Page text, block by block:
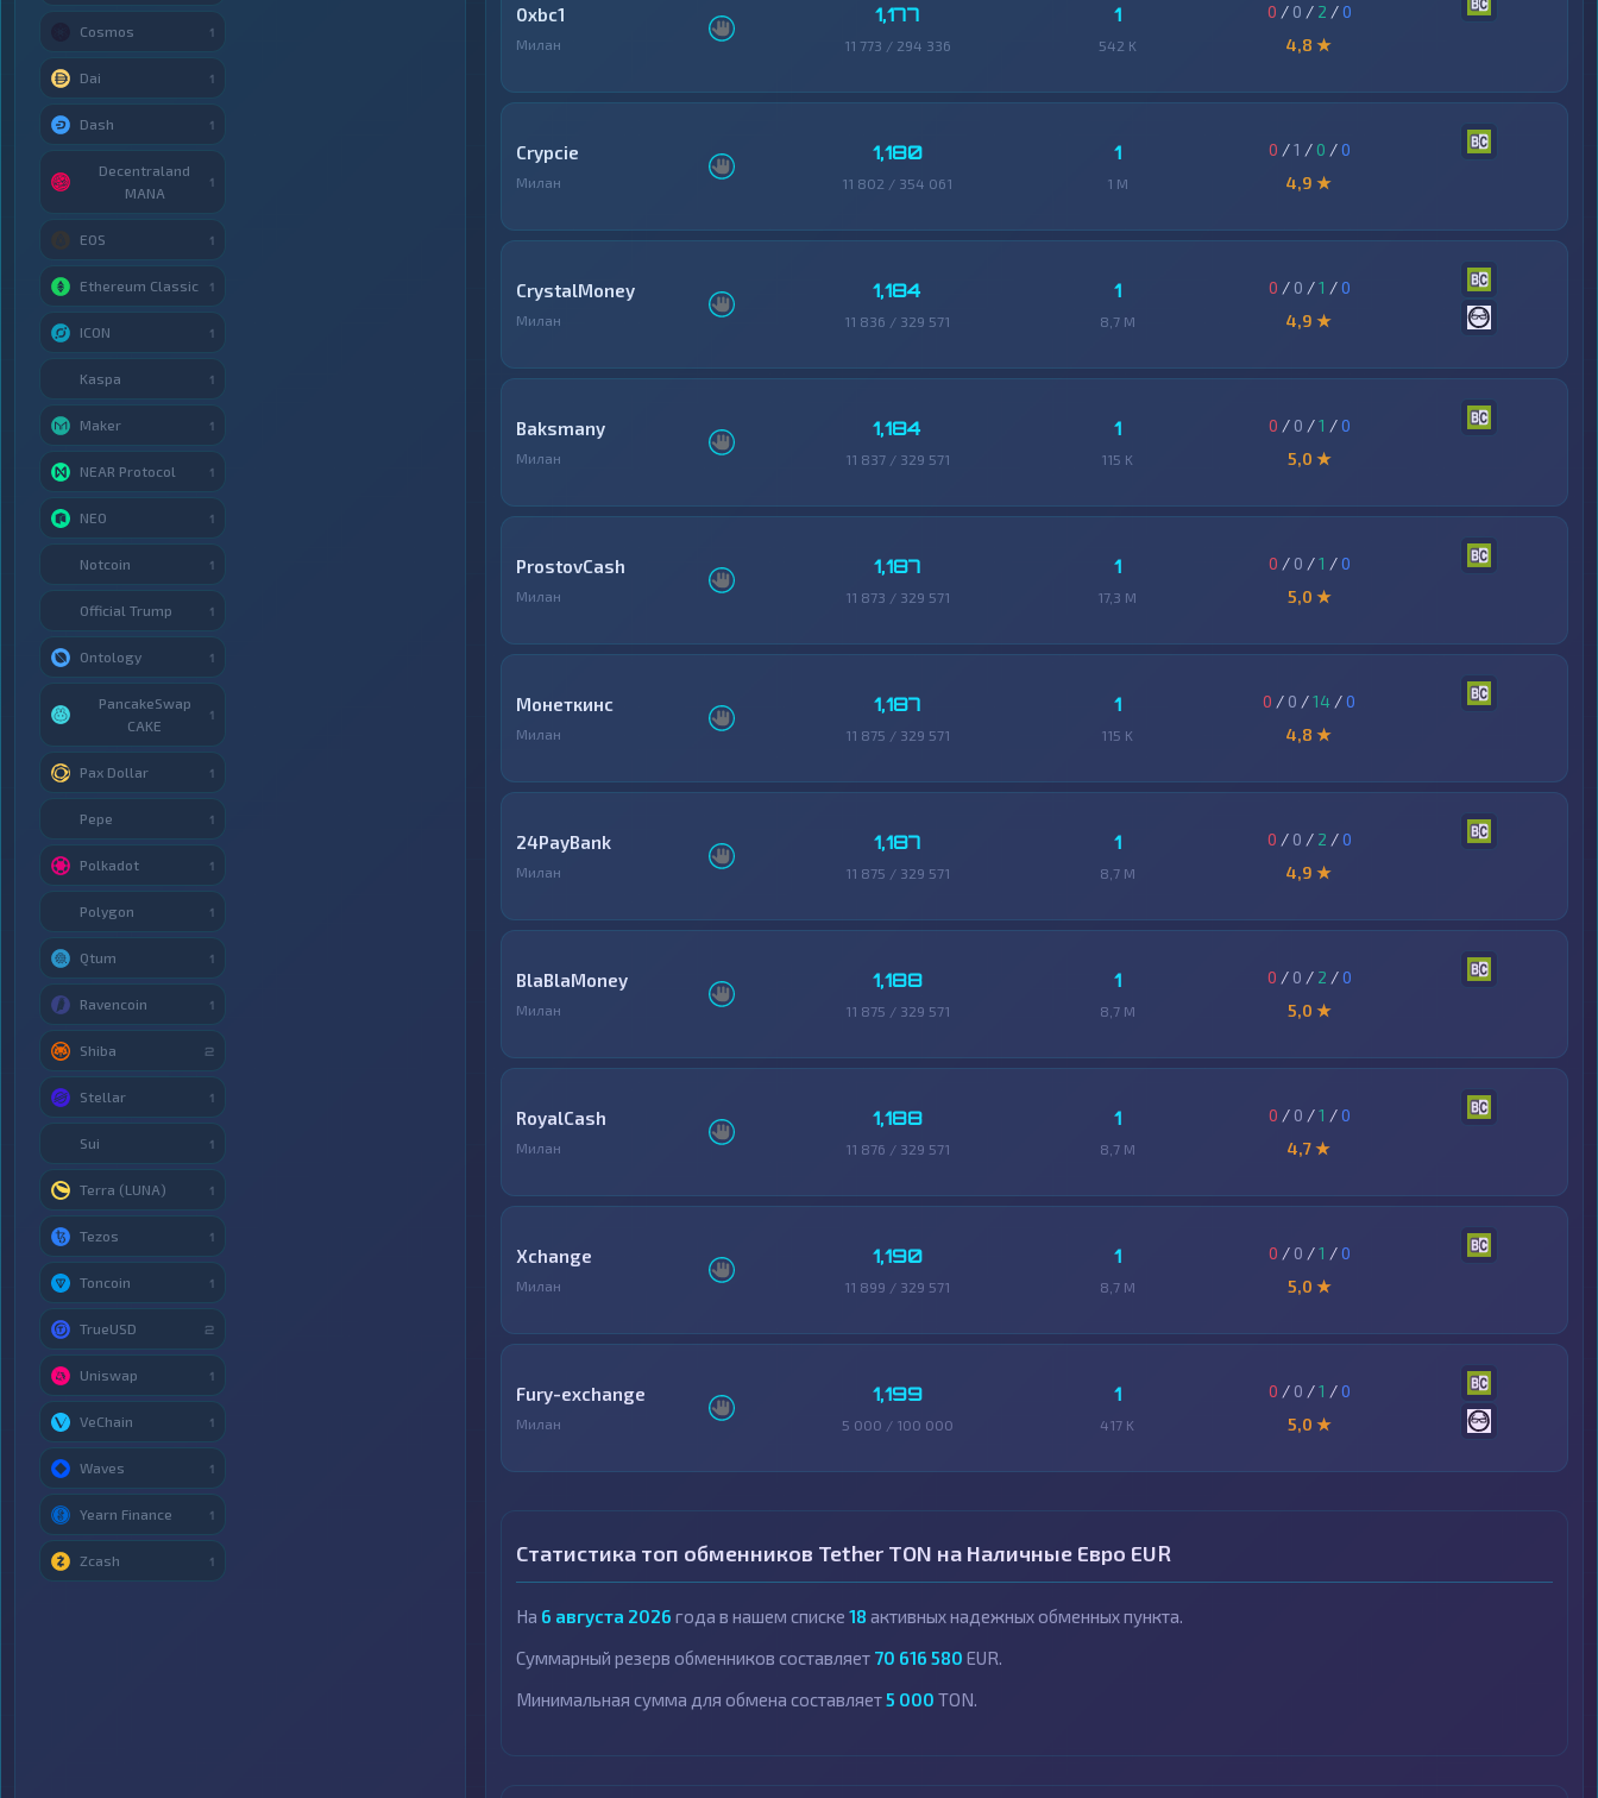
0xbc1
Милан
1,177
11 773 / 294 336
1
542 K
0 / 0 / 2 /0
4,8 ★
Crypcie
Милан
1,180
11 802 / 354 061
1
1 M
0 /1 / 0 /0
4,9 ★
CrystalMoney
Милан
1,184
11 836 / 329 571
1
8,7 M
0 / 0 /1 /0
4,9 ★
Baksmany
Милан
1,184
11 837 / 329 571
1
115 K
0 / 0 /1 /0
5,0 ★
ProstovCash
Милан
1,187
11 873 / 329 571
1
17,3 M
0 / 0 /1 /0
5,0 ★
Монеткинс
Милан
1,187
11 875 / 329 571
1
115 K
0 / 0 /14 /0
4,8 ★
24PayBank
Милан
1,187
11 875 / 329 571
1
8,7 M
0 / 0 / 2 /0
4,9 ★
BlaBlaMoney
Милан
1,188
11 875 / 329 571
1
8,7 M
0 / 0 / 2 /0
5,0 ★
RoyalCash
Милан
1,188
11 876 / 329 571
1
8,7 M
0 / 0 /1 /0
4,7 ★
Xchange
Милан
1,190
11 899 / 329 571
1
8,7 M
0 / 0 /1 /0
5,0 ★
Fury-exchange
Милан
1,199
5 000 / 100 000
1
417 K
0 / 0 /1 /0
5,0 ★
Статистика топ обменников Tether TON на Наличные Евро EUR
На 6 августа 2026 года в нашем списке 18 активных надежных обменных пункта.
Суммарный резерв обменников составляет 70 616 580 EUR.
Минимальная сумма для обмена составляет5 000 TON.
Cosmos 1
Dai 1
Dash 1
Decentraland
MANA
1
EOS 1
Ethereum Classic 1
ICON 1
Kaspa 1
Maker 1
NEAR Protocol 1
NEO 1
Notcoin 1
Official Trump 1
Ontology 1
PancakeSwap
CAKE
1
Pax Dollar 1
Pepe 1
Polkadot 1
Polygon 1
Qtum 1
Ravencoin 1
Shiba 2
Stellar 1
Sui 1
Terra (LUNA) 1
Tezos 1
Toncoin 1
TrueUSD 2
Uniswap 1
VeChain 1
Waves 1
Yearn Finance 1
Zcash 1